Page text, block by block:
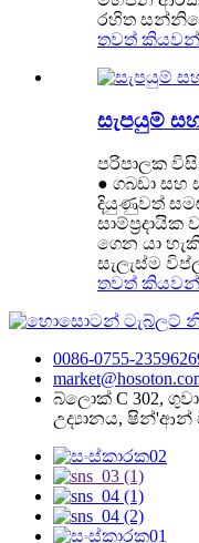
රහිත
තවත්
සැපයුම්
පරිපාලක
● ගබඩා
දියුණුවත්
සාම්ප්‍රදායික
ගෙන යා
සැලැස්ම
තවත්
0086-0755-
බ්ලොක් C 302,
උද්‍යානය, ෂින්'ආන්